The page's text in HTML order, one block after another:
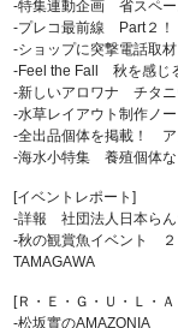
-特集連動企画 省スペ
-プレコ最前線 Part２！
-ショップに突撃電話取
-Feel the Fall 秋を感じ
-新しいアロワナ チタニ
-水草レイアウト制作ノ
-全出品個体を掲載！
-海水小特集 養殖個体
[イベントレポート]
-詳報 社団法人日本ら
-秋の観賞魚イベント
TAMAGAWA
[Ｒ・Ｅ・Ｇ・Ｕ・Ｌ・
-松坂實のAMAZONIA